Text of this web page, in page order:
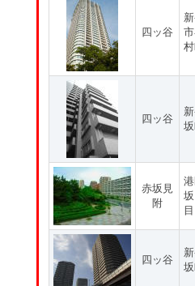
四ッ谷
四ッ谷
赤坂見
附
目
四ッ谷